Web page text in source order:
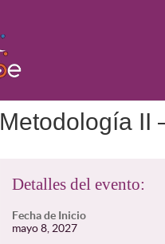
Metodología II
Detalles del evento:
Fecha de Inicio
mayo 8, 2027